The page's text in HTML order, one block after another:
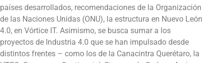
países desarrollados, recomendaciones de la Organización
de las Naciones Unidas (ONU), la estructura en Nuevo León
4.0, en Vórtice IT. Asimismo, se busca sumar a los
proyectos de Industria 4.0 que se han impulsado desde
distintos frentes – como los de la Canacintra Querétaro, la